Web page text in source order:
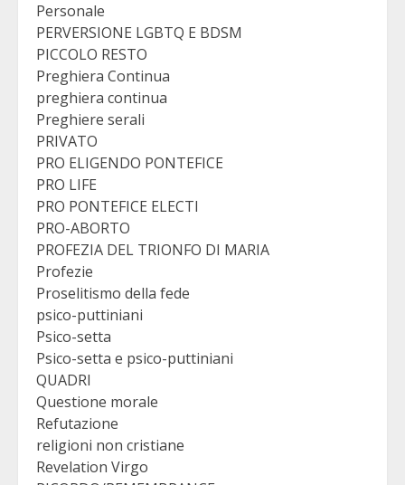
Personale
PERVERSIONE LGBTQ E BDSM
PICCOLO RESTO
Preghiera Continua
preghiera continua
Preghiere serali
PRIVATO
PRO ELIGENDO PONTEFICE
PRO LIFE
PRO PONTEFICE ELECTI
PRO-ABORTO
PROFEZIA DEL TRIONFO DI MARIA
Profezie
Proselitismo della fede
psico-puttiniani
Psico-setta
Psico-setta e psico-puttiniani
QUADRI
Questione morale
Refutazione
religioni non cristiane
Revelation Virgo